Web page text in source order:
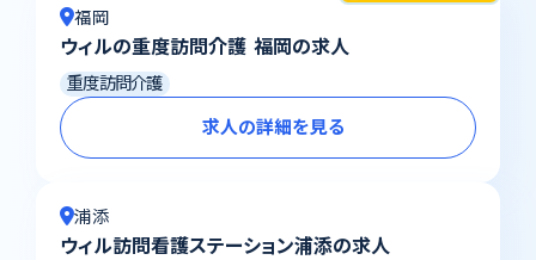
福岡
ウィルの重度訪問介護 福岡の求人
重度訪問介護
求人の詳細を見る
浦添
ウィル訪問看護ステーション浦添の求人